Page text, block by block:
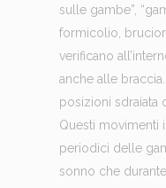
sulle gambe”,
formicolio,
verificano
anche alle
posizioni sdraiata
Questi movimenti
periodici delle
sonno che